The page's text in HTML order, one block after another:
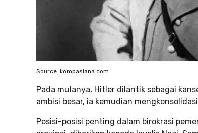
Source: kompasiana.com
Pada mulanya, Hitler dilantik sebagai
ambisi besar, ia kemudian
Posisi-posisi penting dalam birokrasi